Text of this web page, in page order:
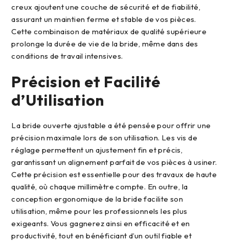
creux ajoutent une couche de sécurité et de fiabilité,
assurant un maintien ferme et stable de vos pièces.
Cette combinaison de matériaux de qualité supérieure
prolonge la durée de vie de la bride, même dans des
conditions de travail intensives.
Précision et Facilité
d’Utilisation
La bride ouverte ajustable a été pensée pour offrir une
précision maximale lors de son utilisation. Les vis de
réglage permettent un ajustement fin et précis,
garantissant un alignement parfait de vos pièces à usiner.
Cette précision est essentielle pour des travaux de haute
qualité, où chaque millimètre compte. En outre, la
conception ergonomique de la bride facilite son
utilisation, même pour les professionnels les plus
exigeants. Vous gagnerez ainsi en efficacité et en
productivité, tout en bénéficiant d’un outil fiable et